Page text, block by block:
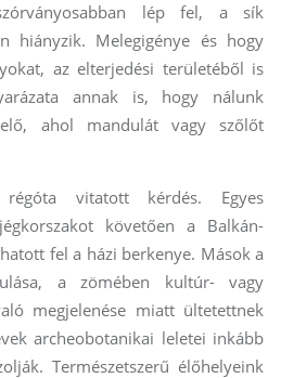
lép fel, a sík
hiányzik. Melegigénye és hogy
az elterjedési területéből is
annak is, hogy nálunk
ahol mandulát vagy szőlőt
vitatott kérdés. Egyes
követően a Balkán-
fel a házi berkenye. Mások a
a zömében kultúr- vagy
megjelenése miatt ültetettnek
archeobotanikai leletei inkább
Természetszerű élőhelyeink